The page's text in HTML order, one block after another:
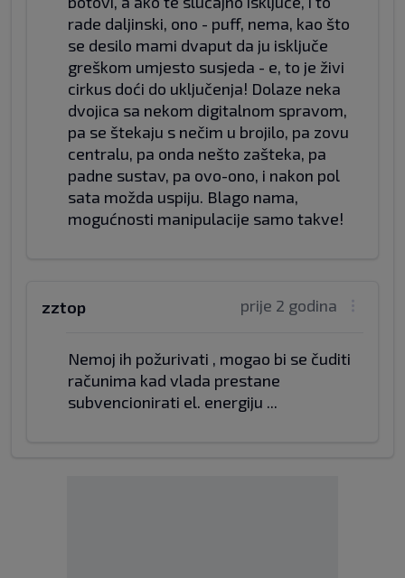
rade daljinski, ono - puff, nema, kao što
se desilo mami dvaput da ju isključe
greškom umjesto susjeda - e, to je živi
cirkus doći do uključenja! Dolaze neka
dvojica sa nekom digitalnom spravom,
pa se štekaju s nečim u brojilo, pa zovu
centralu, pa onda nešto zašteka, pa
padne sustav, pa ovo-ono, i nakon pol
sata možda uspiju. Blago nama,
mogućnosti manipulacije samo takve!
prije 2 godina
zztop
Nemoj ih požurivati , mogao bi se čuditi
računima kad vlada prestane
subvencionirati el. energiju ...